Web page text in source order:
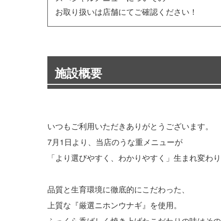
お取り扱いは店舗にてご確認ください！
施設概要
いつもご利用いただきありがとうございます。
7月1日より、当店のうな重メニューが
「より選びやすく、わかりやすく」生まれ変わり
品質と生育環境に徹底的にこだわった、
上質な『厳選ニホンウナギ』を使用。